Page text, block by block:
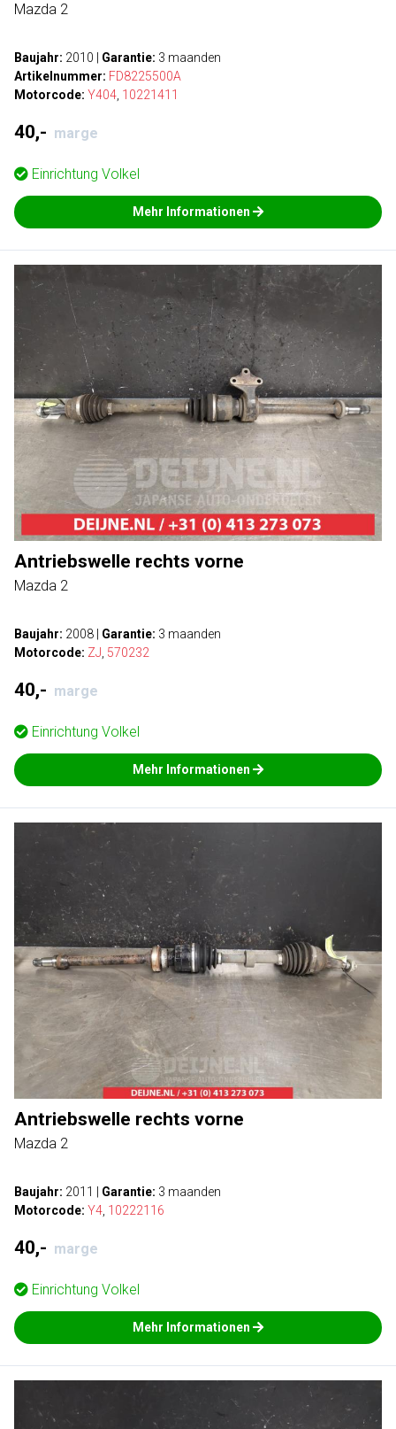
Mazda 2
Baujahr: 2010 Garantie: 3 maanden
Artikelnummer: FD8225500A
Motorcode: Y404 10221411
40,- marge
Einrichtung Volkel
Mehr Informationen
Antriebswelle rechts vorne
Mazda 2
Baujahr: 2008 Garantie: 3 maanden
Motorcode: ZJ 570232
40,- marge
Einrichtung Volkel
Mehr Informationen
Antriebswelle rechts vorne
Mazda 2
Baujahr: 2011 Garantie: 3 maanden
Motorcode: Y4 10222116
40,- marge
Einrichtung Volkel
Mehr Informationen